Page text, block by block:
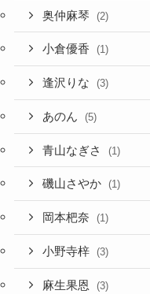
奥仲麻琴 (2)
小倉優香 (1)
逢沢りな (3)
あのん (5)
青山なぎさ (1)
磯山さやか (1)
岡本杷奈 (1)
小野寺梓 (3)
麻生果恩 (3)